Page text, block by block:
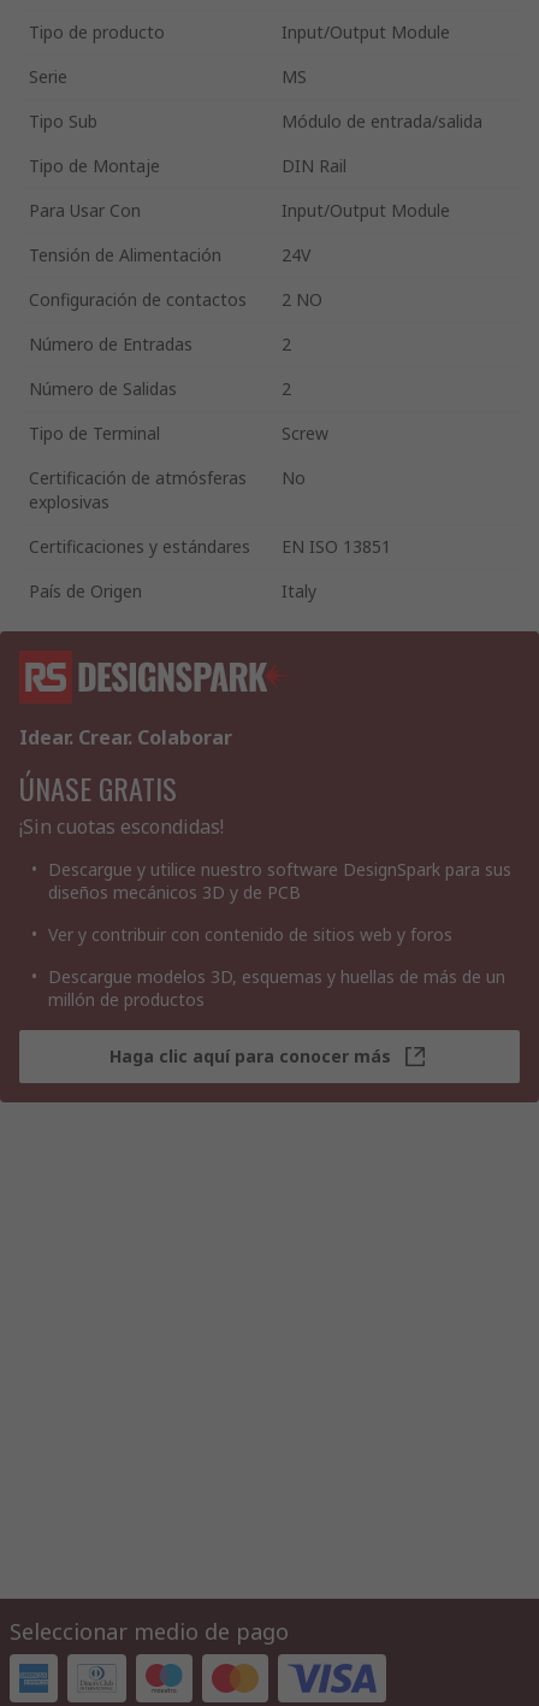
Tipo de producto
Input/Output Module
Serie
MS
Tipo Sub
Módulo de entrada/salida
Tipo de Montaje
DIN Rail
Para Usar Con
Input/Output Module
Tensión de Alimentación
24V
Configuración de contactos
2 NO
Número de Entradas
2
Número de Salidas
2
Tipo de Terminal
Screw
Certificación de atmósferas
explosivas
No
Certificaciones y estándares
EN ISO 13851
País de Origen
Italy
Idear. Crear. Colaborar
ÚNASE GRATIS
¡Sin cuotas escondidas!
Descargue y utilice nuestro software DesignSpark para sus
diseños mecánicos 3D y de PCB
Ver y contribuir con contenido de sitios web y foros
Descargue modelos 3D, esquemas y huellas de más de un
millón de productos
Haga clic aquí para conocer más
Seleccionar medio de pago